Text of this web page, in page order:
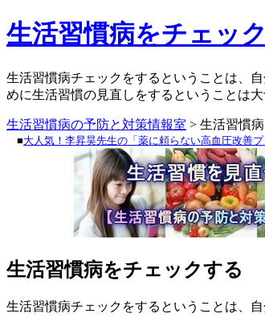
生活習慣病をチェッ
生活習慣病チェックをするということは、
めに生活習慣の見直しをするということは大
生活習慣病の予防と対策情報室 > 生活習慣
■大人気！李昇昊先生の「薬に頼らない高血圧改善
生活習慣病をチェックする
生活習慣病チェックをするということは、